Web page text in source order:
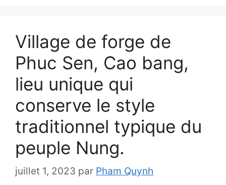
Village de forge de
Phuc Sen, Cao bang,
lieu unique qui
conserve le style
traditionnel typique du
peuple Nung.
juillet 1, 2023 par Pham Quynh